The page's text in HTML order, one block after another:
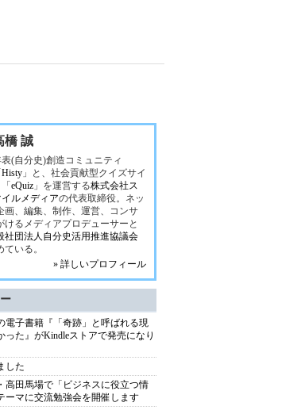
橋 誠
(自分史)創造コミュニティ
Histy 」と、社会貢献型クイズサイ
「 eQuiz 」を運営する株式会社ス
イルメディアの代表取締役。ネッ
画、編集、制作、運営、コンサ
けるメディアプロデューサーと
社団法人自分史活用推進協議会
いる。
» 詳しいプロフィール
電子書籍『「奇跡」と呼ばれる現
った』がKindleストアで発売になり
した
高田馬場で「ビジネスに役立つ情
ーマに交流勉強会を開催します